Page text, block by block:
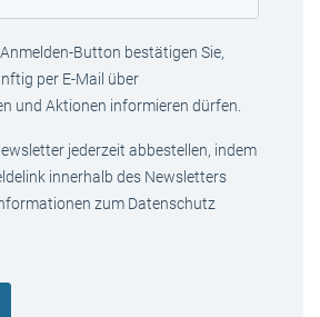
Button bestätigen Sie,
per E-Mail über
und Aktionen informieren dürfen.
jederzeit abbestellen, indem
innerhalb des Newsletters
zum Datenschutz